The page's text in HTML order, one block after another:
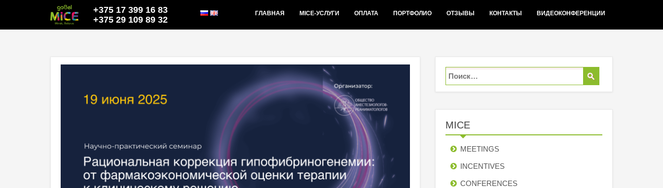
+375 17 399 16 83
+375 29 109 89 32
ГЛАВНАЯ MICE-УСЛУГИ ОПЛАТА ПОРТФОЛИО ОТЗЫВЫ КОНТАКТЫ ВИДЕОКОНФЕРЕНЦИИ
MICE
MEETINGS
INCENTIVES
СONFERENCES